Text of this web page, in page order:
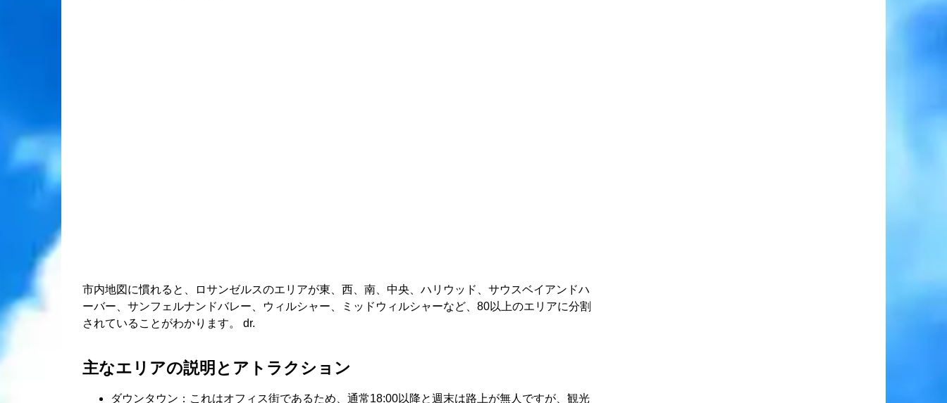
市内地図に慣れると、ロサンゼルスのエリアが東、西、南、中央、ハリウッド、サウスベイアンドハ
ーバー、サンフェルナンドバレー、ウィルシャー、ミッドウィルシャーなど、80以上のエリアに分割
されていることがわかります。 dr.
主なエリアの説明とアトラクション
ダウンタウン：これはオフィス街であるため、通常18:00以降と週末は路上が無人ですが、観光